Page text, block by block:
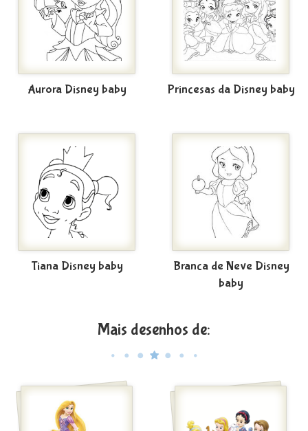
Aurora Disney baby Princesas da Disney baby
Tiana Disney baby
Branca de Neve Disney
baby
Mais desenhos de: